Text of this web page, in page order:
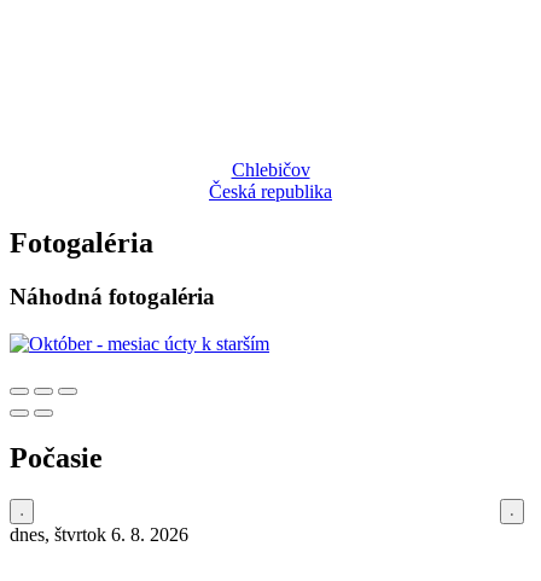
Chlebičov
Česká republika
Fotogaléria
Náhodná fotogaléria
Počasie
dnes, štvrtok 6. 8. 2026